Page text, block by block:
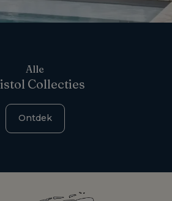
Alle
Collecties
Ontdek